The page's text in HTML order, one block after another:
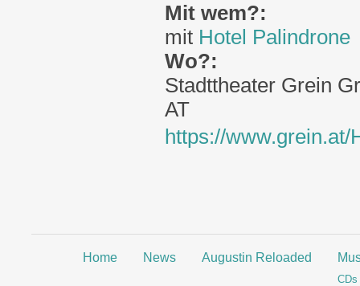
Mit wem?:
mit Hotel Palindrone
Wo?:
Stadttheater Grein
AT
https://www.grein.at/
Home News Augustin Reloaded
CDs